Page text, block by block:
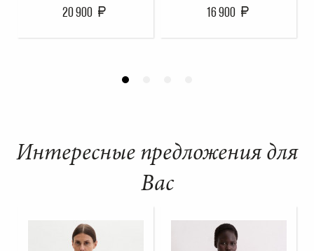
20 900 16 900
Интересные предложения для
Вас